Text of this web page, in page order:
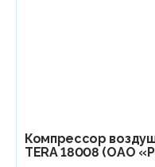
Компрессор
TERA 18008 (ОАО